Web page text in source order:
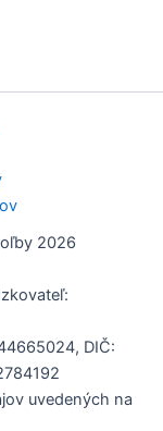
2026
DIČ:
uvedených na